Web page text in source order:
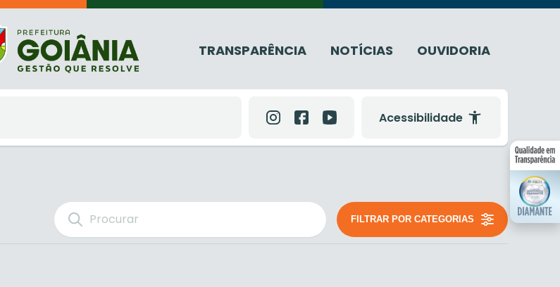
TRANSPARÊNCIA NOTÍCIAS OUVIDORIA
Acessibilidade
FILTRAR POR CATEGORIAS